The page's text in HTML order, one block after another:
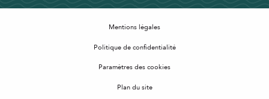
Mentions légales
Politique de confidentialité
Paramètres des cookies
Plan du site